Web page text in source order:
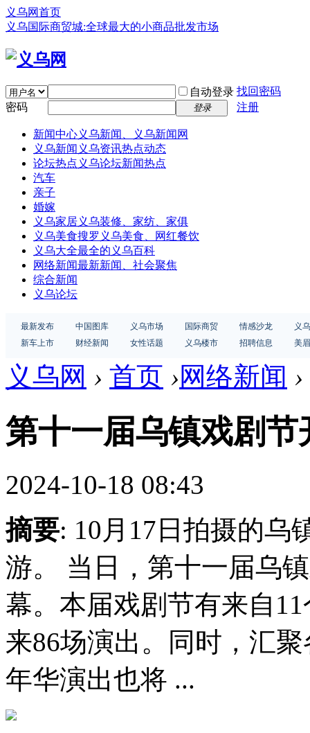
义乌网首页
义乌国际商贸城:全球最大的小商品批发市场
自动登录 找回密码
密码
登录 注册
新闻中心义乌新闻、义乌新闻网
义乌新闻 义乌资讯热点动态
论坛热点 义乌论坛新闻热点
汽车
亲子
婚嫁
义乌家居义乌装修、家纺、家俱
义乌美食搜罗义乌美食、网红餐饮
义乌大全最全的义乌百科
网络新闻最新新闻、社会聚焦
综合新闻
义乌论坛
最新发布 中国图库 义乌市场 国际商贸 情感沙龙
义
新车上市
财经新闻 女性话题 义乌楼市 招聘信息 美
义乌网 › 首页 ›网络新闻 ›
第十一届乌镇戏剧节
2024-10-18 08:43
摘要: 10月17日拍摄的乌
游。 当日，第十一届乌
幕。本届戏剧节有来自
来86场演出。同时，汇
年华演出也将 ...